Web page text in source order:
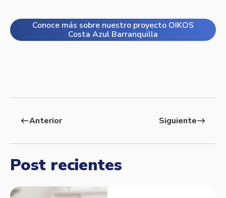
Conoce más sobre nuestro proyecto OIKOS
Costa Azul Barranquilla
westAnterior Siguienteeast
Post recientes